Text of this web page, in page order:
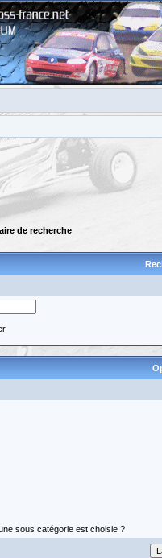
de recherche
sous catégorie est choisie ?